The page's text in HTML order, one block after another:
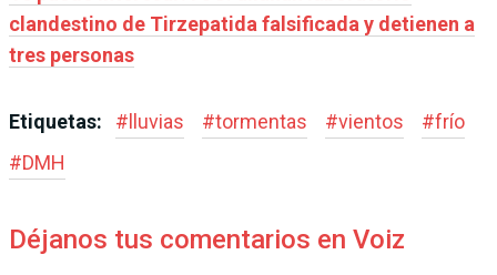
clandestino de Tirzepatida falsificada y detienen a
tres personas
Etiquetas: #lluvias #tormentas #vientos #frío
#DMH
Déjanos tus comentarios en Voiz